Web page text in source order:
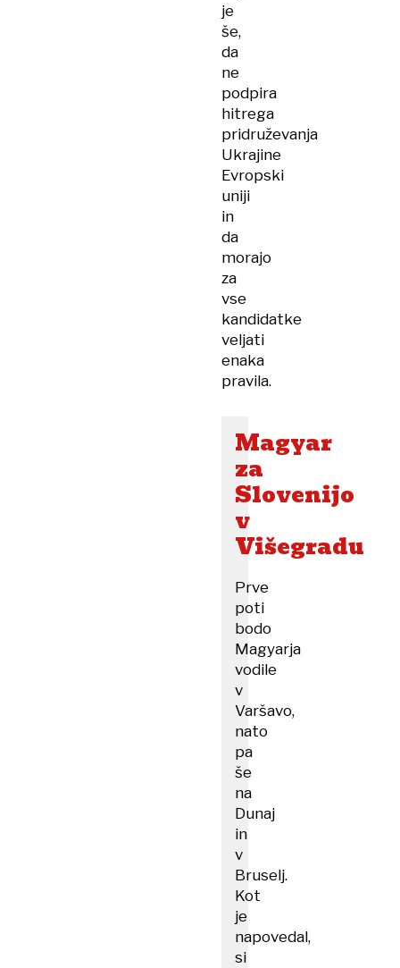
je
še,
da
ne
podpira
hitrega
pridruževanja
Ukrajine
Evropski
uniji
in
da
morajo
za
vse
kandidatke
veljati
enaka
pravila.
Magyar
za
Slovenijo
v
Višegradu
Prve
poti
bodo
Magyarja
vodile
v
Varšavo,
nato
pa
še
na
Dunaj
in
v
Bruselj.
Kot
je
napovedal,
si